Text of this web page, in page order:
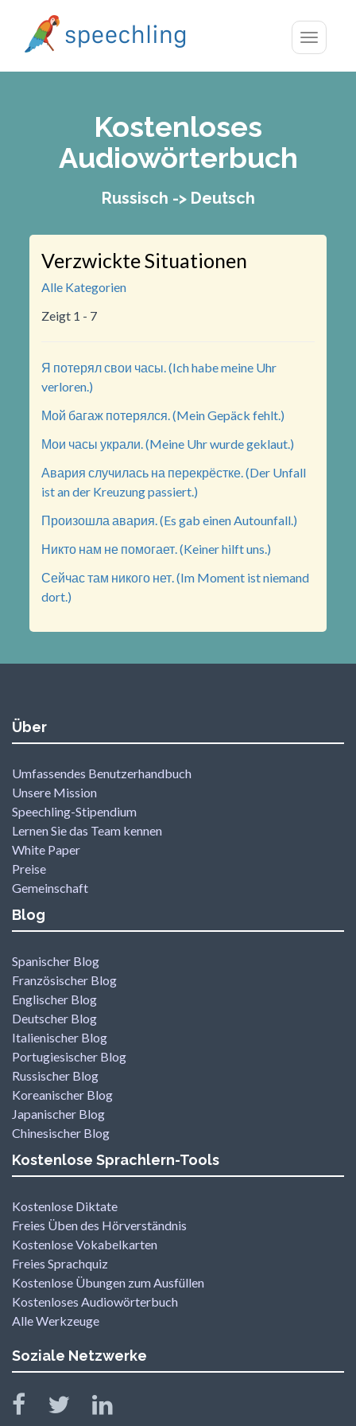
Toggle
Kostenloses
Audiowörterbuch
Russisch -> Deutsch
Verzwickte Situationen
Alle Kategorien
Zeigt 1 - 7
Я потерял свои часы. (Ich habe meine Uhr
verloren.)
Мой багаж потерялся. (Mein Gepäck fehlt.)
Мои часы украли. (Meine Uhr wurde geklaut.)
Авария случилась на перекрёстке. (Der Unfall
ist an der Kreuzung passiert.)
Произошла авария. (Es gab einen Autounfall.)
Никто нам не помогает. (Keiner hilft uns.)
Сейчас там никого нет. (Im Moment ist niemand
dort.)
Über
Umfassendes Benutzerhandbuch
Unsere Mission
Speechling-Stipendium
Lernen Sie das Team kennen
White Paper
Preise
Gemeinschaft
Blog
Spanischer Blog
Französischer Blog
Englischer Blog
Deutscher Blog
Italienischer Blog
Portugiesischer Blog
Russischer Blog
Koreanischer Blog
Japanischer Blog
Chinesischer Blog
Kostenlose Sprachlern-Tools
Kostenlose Diktate
Freies Üben des Hörverständnis
Kostenlose Vokabelkarten
Freies Sprachquiz
Kostenlose Übungen zum Ausfüllen
Kostenloses Audiowörterbuch
Alle Werkzeuge
Soziale Netzwerke